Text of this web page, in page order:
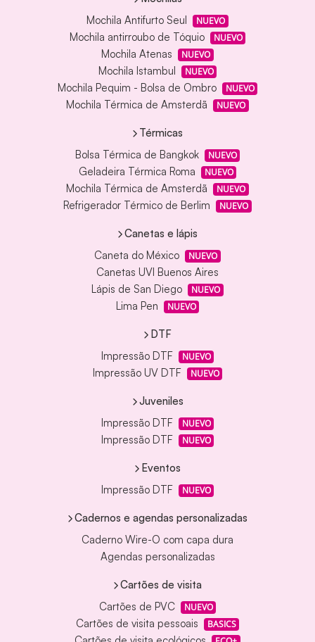
Mochila Antifurto Seul
NUEVO
Mochila antirroubo de Tóquio NUEVO
Mochila Atenas NUEVO
Mochila Istambul NUEVO
Mochila Pequim - Bolsa de Ombro NUEVO
Mochila Térmica de Amsterdã NUEVO
Térmicas
Bolsa Térmica de Bangkok
NUEVO
Geladeira Térmica Roma NUEVO
Mochila Térmica de Amsterdã NUEVO
Refrigerador Térmico de Berlim NUEVO
Canetas e lápis
Caneta do México
NUEVO
Canetas UVI Buenos Aires
Lápis de San Diego
NUEVO
Lima Pen NUEVO
DTF
Impressão DTF
NUEVO
Impressão UV DTF NUEVO
Juveniles
Impressão DTF
NUEVO
Impressão DTF NUEVO
Eventos
Impressão DTF
NUEVO
Cadernos e agendas personalizadas
Caderno Wire-O com capa dura
Agendas personalizadas
Cartões de visita
Cartões de PVC
NUEVO
Cartões de visita pessoais BASICS